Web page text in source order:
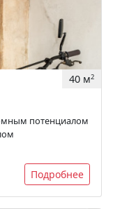
40 м2
потенциалом
Подробнее